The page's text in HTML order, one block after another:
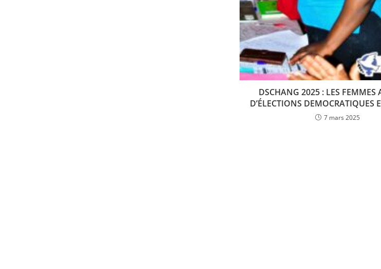
DSCHANG 2025 : LES
D’ÉLECTIONS DEMOCRATIQUES
7 mars 2025